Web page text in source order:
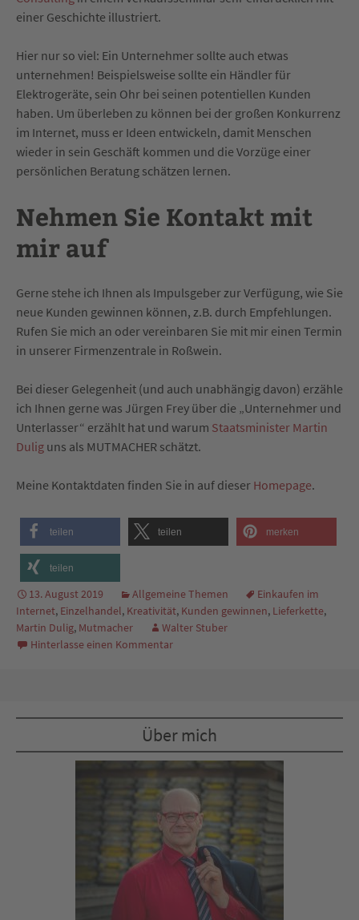
einer Geschichte illustriert.
Hier nur so viel: Ein Unternehmer sollte auch etwas
unternehmen! Beispielsweise sollte ein Händler für
Elektrogeräte, sein Ohr bei seinen potentiellen Kunden
haben. Um überleben zu können bei der großen Konkurrenz
im Internet, muss er Ideen entwickeln, damit Menschen
wieder in sein Geschäft kommen und die Vorzüge einer
persönlichen Beratung schätzen lernen.
Nehmen Sie Kontakt mit
mir auf
Gerne stehe ich Ihnen als Impulsgeber zur Verfügung, wie Sie
neue Kunden gewinnen können, z.B. durch Empfehlungen.
Rufen Sie mich an oder vereinbaren Sie mit mir einen Termin
in unserer Firmenzentrale in Roßwein.
Bei dieser Gelegenheit (und auch unabhängig davon) erzähle
ich Ihnen gerne was Jürgen Frey über die „Unternehmer und
Unterlasser“ erzählt hat und warum Staatsminister Martin
Dulig uns als MUTMACHER schätzt.
Meine Kontaktdaten finden Sie in auf dieser Homepage.
teilen teilen merken
teilen
13. August 2019 Allgemeine Themen
Einkaufen im
Internet, Einzelhandel, Kreativität, Kunden gewinnen, Lieferkette,
Martin Dulig, Mutmacher
Walter Stuber
Hinterlasse einen Kommentar
Über mich